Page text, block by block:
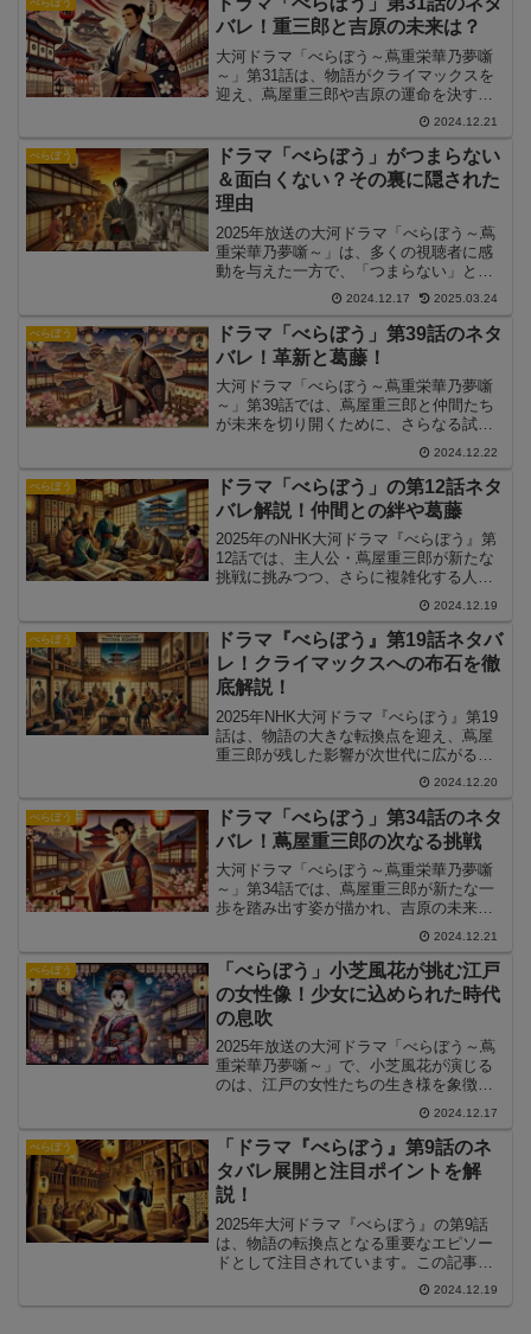
べらぼう
バレ！重三郎と吉原の未来は？
大河ドラマ「べらぼう～蔦重栄華乃夢噺
～」第31話は、物語がクライマックスを
迎え、蔦屋重三郎や吉原の運命を決する
重要な回となりました。この記事では、
第31話の見どころや注目ポイントを詳し
く解説し、物語の結末を考察します。
2024.12.21
べらぼう
ドラマ「べらぼう」がつまらない
＆面白くない？その裏に隠された
理由
2025年放送の大河ドラマ「べらぼう～蔦
重栄華乃夢噺～」は、多くの視聴者に感
動を与えた一方で、「つまらない」と感
じた意見も寄せられています。この記事
では、「べらぼう」がつまらないと感じ
た人の意見を整理し、その理由を深掘り
します。
2024.12.17 2025.03.24
べらぼう
ドラマ「べらぼう」第39話のネタ
バレ！革新と葛藤！
大河ドラマ「べらぼう～蔦重栄華乃夢噺
～」第39話では、蔦屋重三郎と仲間たち
が未来を切り開くために、さらなる試練
と向き合う姿が描かれます。この記事で
は、第39話の重要な展開や感動のシーン
について詳しく解説します。
2024.12.22
べらぼう
ドラマ「べらぼう」の第12話ネタ
バレ解説！仲間との絆や葛藤
2025年のNHK大河ドラマ『べらぼう』第
12話では、主人公・蔦屋重三郎が新たな
挑戦に挑みつつ、さらに複雑化する人間
関係の中で苦悩する姿が描かれました。
今回のエピソードは、物語のクライマッ
クスに向けての伏線が多数張られ、視聴
者にとっても大きな期待を抱かせる内容
です。この記事では、第12話のあらすじ
や見どころ、そして視聴者が注目したテ
ーマについて詳しく解説します。
2024.12.19
べらぼう
ドラマ『べらぼう』第19話ネタバ
レ！クライマックスへの布石を徹
底解説！
2025年NHK大河ドラマ『べらぼう』第19
話は、物語の大きな転換点を迎え、蔦屋
重三郎が残した影響が次世代に広がる様
子が描かれました。この記事では、第19
話のあらすじや見どころ、そして作品全
体を通じたテーマについて詳しく解説し
ます。
2024.12.20
べらぼう
ドラマ「べらぼう」第34話のネタ
バレ！蔦屋重三郎の次なる挑戦
大河ドラマ「べらぼう～蔦重栄華乃夢噺
～」第34話では、蔦屋重三郎が新たな一
歩を踏み出す姿が描かれ、吉原の未来と
出版業界の展望が語られました。この記
事では、第34話の注目ポイントや感動の
シーン、そして次回への期待について詳
しく解説します。
2024.12.21
べらぼう
「べらぼう」小芝風花が挑む江戸
の女性像！少女に込められた時代
の息吹
2025年放送の大河ドラマ「べらぼう～蔦
重栄華乃夢噺～」で、小芝風花が演じる
のは、江戸の女性たちの生き様を象徴す
る役どころです。この記事では、小芝風
花が演じるキャラクターや、そこに込め
られた江戸時代の女性の力強さと魅力を
掘り下げます。
2024.12.17
べらぼう
「ドラマ『べらぼう』第9話のネ
タバレ展開と注目ポイントを解
説！
2025年大河ドラマ『べらぼう』の第9話
は、物語の転換点となる重要なエピソー
ドとして注目されています。この記事で
は、第9話のあらすじと見どころを解説し
ながら、ストーリーの核心に迫ります。
2024.12.19